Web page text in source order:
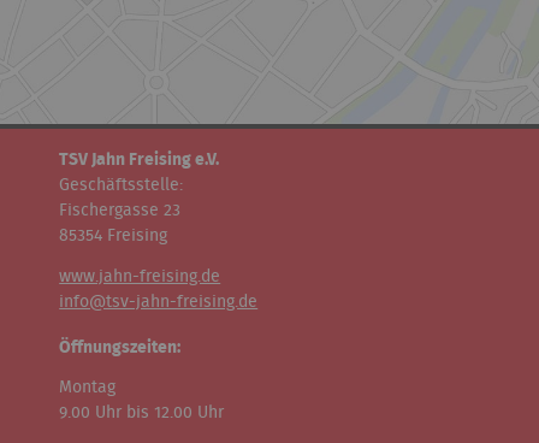
TSV Jahn Freising e.V.
Geschäftsstelle:
Fischergasse 23
85354 Freising
www.jahn-freising.de
info@tsv-jahn-freising.de
Öffnungszeiten:
Montag
9.00 Uhr bis 12.00 Uhr